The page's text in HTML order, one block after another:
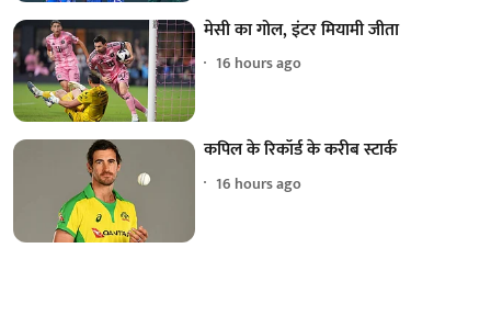
मेसी का गोल, इंटर मियामी जीता
16 hours ago
कपिल के रिकॉर्ड के करीब स्टार्क
16 hours ago